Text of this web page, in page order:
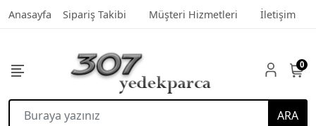
Anasayfa Sipariş Takibi Müşteri Hizmetleri İletişim
ARA
0